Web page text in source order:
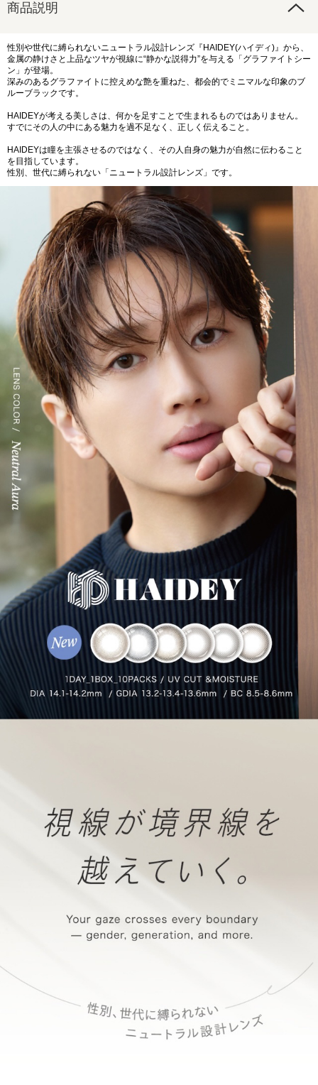
商品説明
性別や世代に縛られないニュートラル設計レンズ『HAIDEY(ハイディ)』から、
金属の静けさと上品なツヤが視線に“静かな説得力”を与える「グラファイトシー
ン」が登場。
深みのあるグラファイトに控えめな艶を重ねた、都会的でミニマルな印象のブ
ルーブラックです。
HAIDEYが考える美しさは、何かを足すことで生まれるものではありません。
すでにその人の中にある魅力を過不足なく、正しく伝えること。
HAIDEYは瞳を主張させるのではなく、その人自身の魅力が自然に伝わること
を目指しています。
性別、世代に縛られない「ニュートラル設計レンズ」です。